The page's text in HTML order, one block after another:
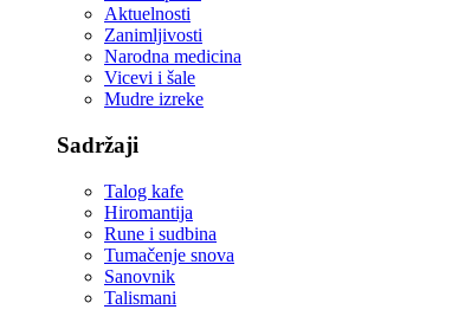
Aktuelnosti
Zanimljivosti
Narodna medicina
Vicevi i šale
Mudre izreke
Sadržaji
Talog kafe
Hiromantija
Rune i sudbina
Tumačenje snova
Sanovnik
Talismani